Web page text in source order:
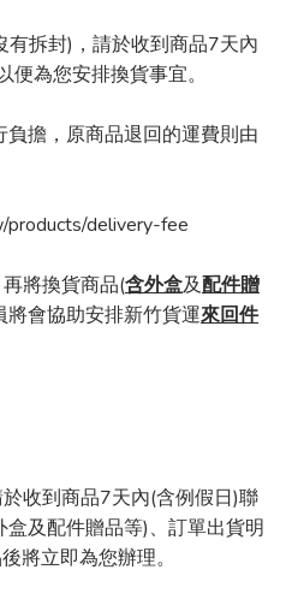
拆封)，請於收到商品7天內
為您安排換貨事宜。
擔，原商品退回的運費則由
delivery-fee
將換貨商品(含外盒及配件贈
會協助安排新竹貨運來回件
收到商品7天內(含例假日)聯
及配件贈品等)、訂單出貨明
將立即為您辦理。